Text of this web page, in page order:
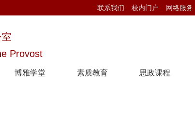
联系我们 校内门户 网络服务
Provost
博雅学堂 素质教育 思政课程